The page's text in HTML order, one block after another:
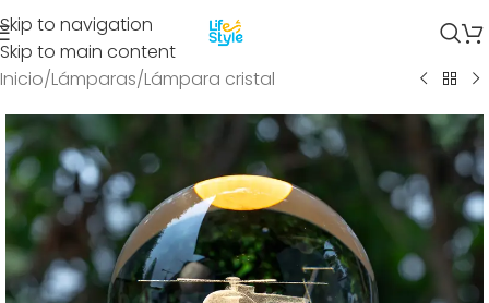
Skip to navigation
Skip to main content
Inicio/Lámparas/Lámpara cristal